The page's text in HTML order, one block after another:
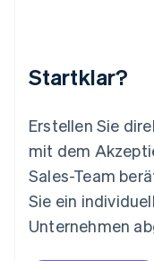
Startklar?
Erstellen Sie
mit dem
Sales-Team
Sie ein
Unternehmen
English简体中文
English
Mexiko
Español English
Neuseeland
English
NederlandsEnglish